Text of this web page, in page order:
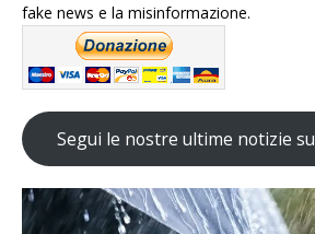
fake news e la misinformazione.
Segui le nostre ultime notizie su